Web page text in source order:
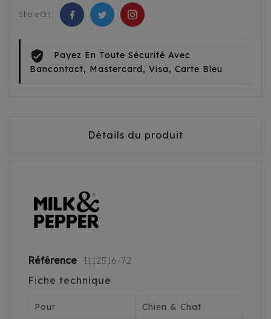
Share On :
Payez En Toute Sécurité Avec
Bancontact, Mastercard, Visa, Carte Bleu
Détails du produit
Référence I112516-72
Fiche technique
Pour Chien & Chat